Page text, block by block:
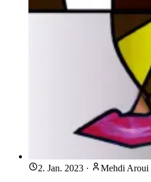
2. Jan. 2023 · Mehdi Aroui